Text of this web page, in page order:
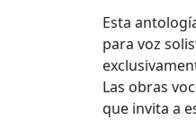
Esta
para voz
Las obras
que invita a